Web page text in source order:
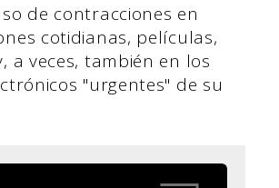
de contracciones en
cotidianas, películas,
a veces, también en los
"urgentes" de su